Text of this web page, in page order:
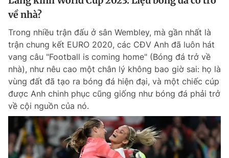
về nhà?
Trong nhiều trận đấu ở sân Wembley, mà gần nhất là
trận chung kết EURO 2020, các CĐV Anh đã luôn hát
vang câu "Football is coming home" (Bóng đá trở về
nhà), như nêu cao một chân lý không bao giờ sai: họ là
vùng đất đã tạo ra bóng đá hiện đại, và một chiếc cúp
được Anh chinh phục cũng giống như bóng đá phải trở
về cội nguồn của nó.